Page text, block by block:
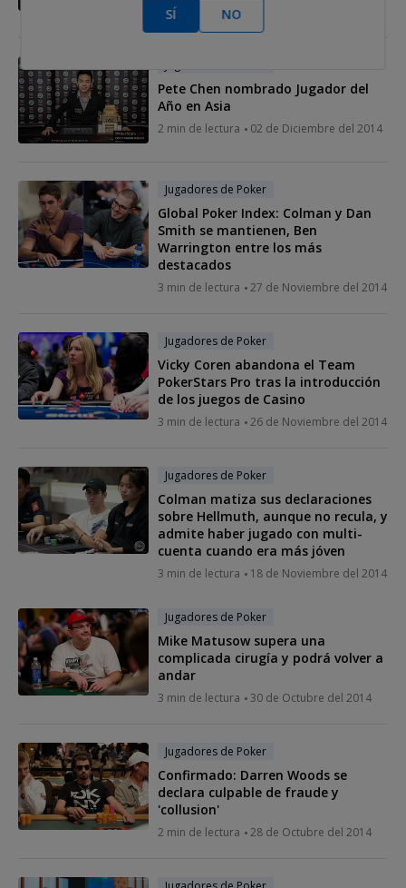
2014
Pete Chen nombrado Jugador del
Año en Asia
2 min de lectura 02 de Diciembre del 2014
Jugadores de Poker
Global Poker Index: Colman y Dan
Smith se mantienen, Ben
Warrington entre los más
destacados
3 min de lectura 27 de Noviembre del 2014
Jugadores de Poker
Vicky Coren abandona el Team
PokerStars Pro tras la introducción
de los juegos de Casino
3 min de lectura 26 de Noviembre del 2014
Jugadores de Poker
Colman matiza sus declaraciones
sobre Hellmuth, aunque no recula, y
admite haber jugado con multi-
cuenta cuando era más jóven
3 min de lectura 18 de Noviembre del 2014
Jugadores de Poker
Mike Matusow supera una
complicada cirugía y podrá volver a
andar
3 min de lectura 30 de Octubre del 2014
Jugadores de Poker
Confirmado: Darren Woods se
declara culpable de fraude y
'collusion'
2 min de lectura 28 de Octubre del 2014
SÍ NO